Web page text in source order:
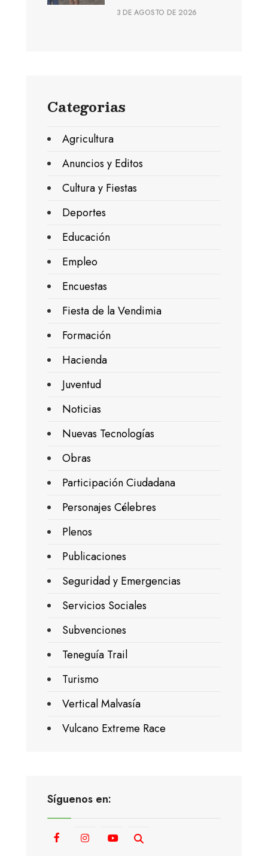
3 DE AGOSTO DE 2026
Categorias
Agricultura
Anuncios y Editos
Cultura y Fiestas
Deportes
Educación
Empleo
Encuestas
Fiesta de la Vendimia
Formación
Hacienda
Juventud
Noticias
Nuevas Tecnologías
Obras
Participación Ciudadana
Personajes Célebres
Plenos
Publicaciones
Seguridad y Emergencias
Servicios Sociales
Subvenciones
Teneguía Trail
Turismo
Vertical Malvasía
Vulcano Extreme Race
Síguenos en: